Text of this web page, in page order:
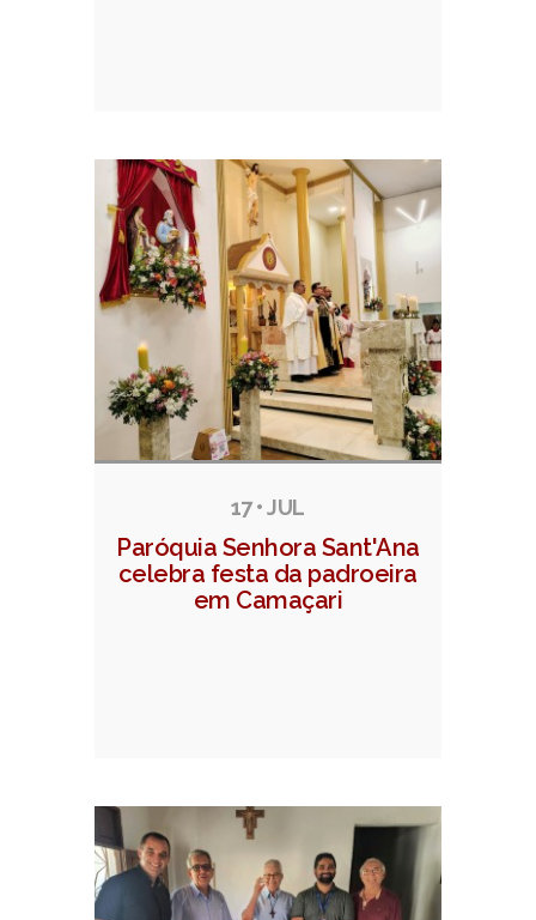
17 • JUL
Paróquia Senhora Sant'Ana
celebra festa da padroeira
em Camaçari